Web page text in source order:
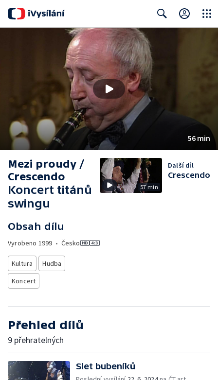
56 min
Mezi proudy /
Crescendo
Koncert titánů
swingu
Obsah dílu
Vyrobeno 1999 • Česko
Kultura
Hudba
Koncert
57 min
Další díl
Crescendo
Přehled dílů
9 přehratelných
Slet bubeníků